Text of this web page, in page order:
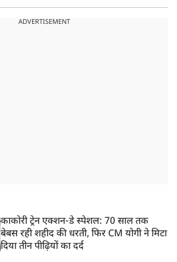
ADVERTISEMENT
काकोरी ट्रेन एक्शन-डे स्पेशल: 70 साल तक
बेबस रही शहीद की धरती, फिर CM योगी ने मिटा
दिया तीन पीढ़ियों का दर्द